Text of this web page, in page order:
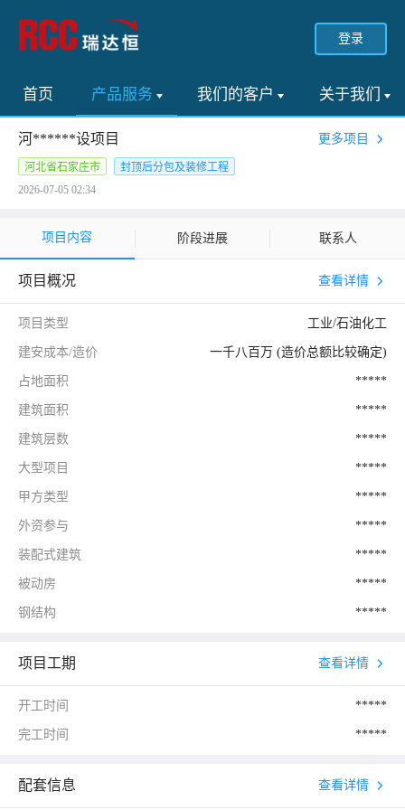
登录
首页 产品服务 我们的客户 关于我们
河******设项目 更多项目
河北省石家庄市
封顶后分包及装修工程
2026-07-05 02:34
项目内容 阶段进展 联系人
项目概况 查看详情
项目类型 工业/石油化工
建安成本/造价 一千八百万 (造价总额比较确定)
占地面积 *****
建筑面积 *****
建筑层数 *****
大型项目 *****
甲方类型 *****
外资参与 *****
装配式建筑 *****
被动房 *****
钢结构 *****
项目工期 查看详情
开工时间 *****
完工时间 *****
配套信息 查看详情